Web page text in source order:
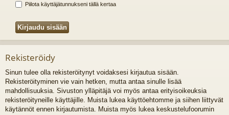
Piilota käyttäjätunnukseni tällä kertaa
Rekisteröidy
Sinun tulee olla rekisteröitynyt voidaksesi kirjautua sisään.
Rekisteröityminen vie vain hetken, mutta antaa sinulle lisää
mahdollisuuksia. Sivuston ylläpitäjä voi myös antaa erityisoikeuksia
rekisteröityneille käyttäjille. Muista lukea käyttöehtomme ja siihen liittyvät
käytännöt ennen kirjautumista. Muista myös lukea keskustelufoorumin